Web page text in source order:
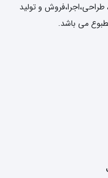
و تولید
می باشد.